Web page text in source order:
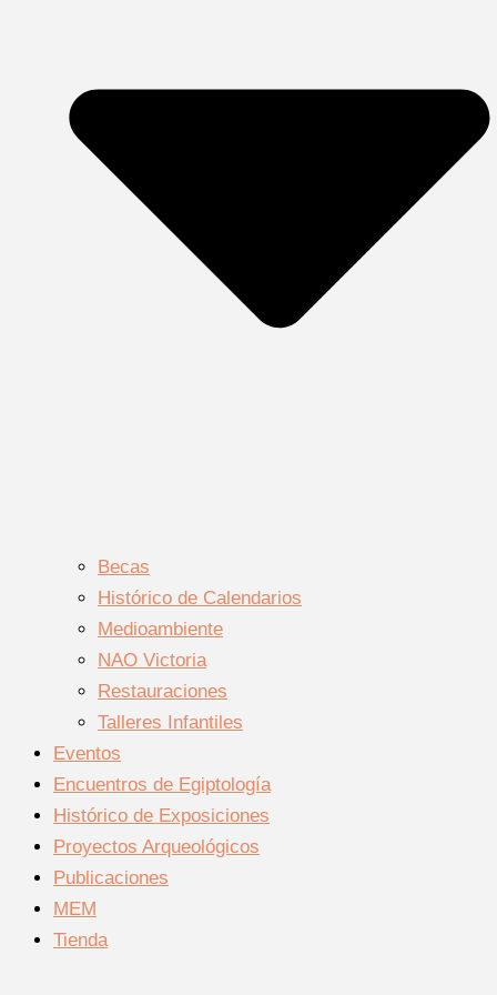
Becas
Histórico de Calendarios
Medioambiente
NAO Victoria
Restauraciones
Talleres Infantiles
Eventos
Encuentros de Egiptología
Histórico de Exposiciones
Proyectos Arqueológicos
Publicaciones
MEM
Tienda